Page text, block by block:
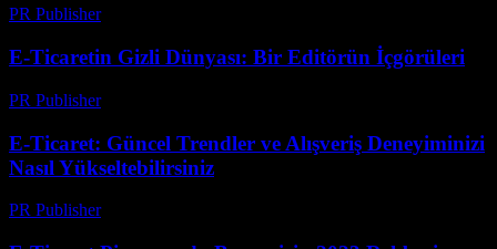
PR Publisher-
E-Ticaretin Gizli Dünyası: Bir Editörün İçgörüleri
PR Publisher-
E-Ticaret: Güncel Trendler ve Alışveriş Deneyiminizi
Nasıl Yükseltebilirsiniz
PR Publisher-